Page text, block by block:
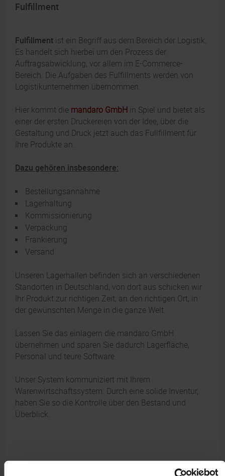
Fulfillment
Fulfillment ist ein Begriff aus dem Bereich der Logistik.
Es handelt sich hierbei um den Prozess der
Auftragsabwicklung, vor allem im E-Commerce-
Bereich. Die Aufgaben des Fulfillments werden von
Logistikunternehmen übernommen.
Hier kommt die mandaro GmbH in Spiel und bietet als
einer der ersten Druckereien von der Idee, über die
Gestaltung und Druck jetzt auch das Fullfillment für
Ihre Produkte an.
Dazu gehören insbesondere:
Bestellungsannahme
Lagerhaltung
Kommissionierung
Verpackung
Frankierung
Versand
Unseren Lagerhallen befinden sich an verschiedenen
Standorten in Deutschland, von dort aus schicken wir
Ihr Produkt zur richtigen Zeit, an den richtigen Ort, in
der gewünschten Menge in die ganze Welt.
Lassen Sie das einlagern die mandaro GmbH
übernehmen und sparen Sie dadurch Lagerfläche,
Personal und teure Software.
Unser System kommuniziert mit Ihrem
Warenwirtschaftssystem. Durch eine solide Inventur,
haben Sie so die Kontrolle über den Bestand und
Überblick.